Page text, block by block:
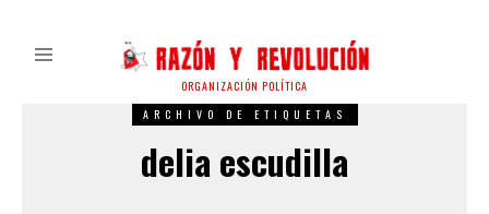
ORGANIZACIÓN POLÍTICA
ARCHIVO DE ETIQUETAS
delia escudilla